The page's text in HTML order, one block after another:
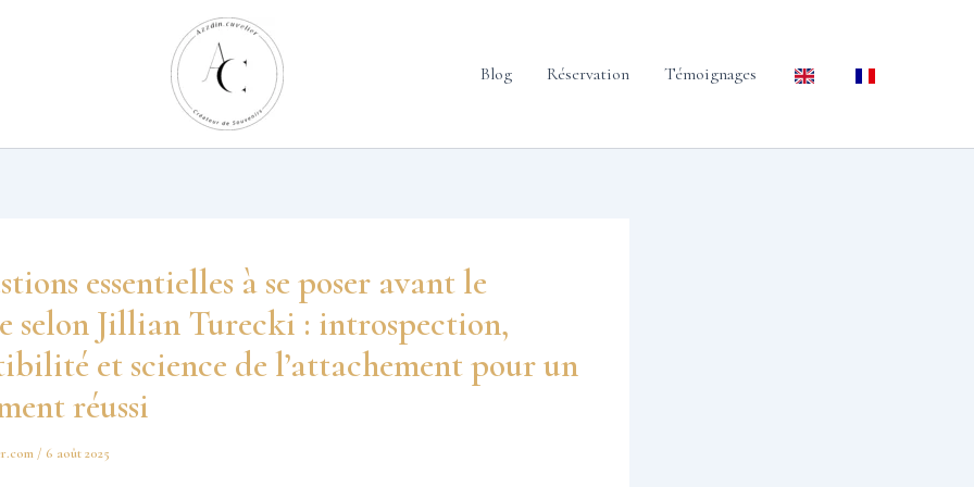
Blog Réservation Témoignages
essentielles à se poser avant le
selon Jillian Turecki : introspection,
et science de l’attachement pour un
réussi
/ 6 août 2025